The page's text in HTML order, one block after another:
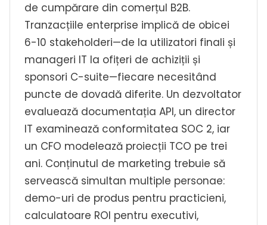
de cumpărare din comerțul B2B.
Tranzacțiile enterprise implică de obicei
6-10 stakeholderi—de la utilizatori finali și
manageri IT la ofițeri de achiziții și
sponsori C-suite—fiecare necesitând
puncte de dovadă diferite. Un dezvoltator
evaluează documentația API, un director
IT examinează conformitatea SOC 2, iar
un CFO modelează proiecții TCO pe trei
ani. Conținutul de marketing trebuie să
servească simultan multiple personae:
demo-uri de produs pentru practicieni,
calculatoare ROI pentru executivi,